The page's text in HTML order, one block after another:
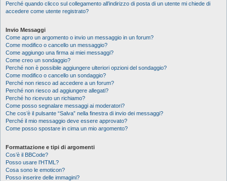
Perché quando clicco sul collegamento all’indirizzo di posta di un utente mi chiede di
accedere come utente registrato?
Invio Messaggi
Come apro un argomento o invio un messaggio in un forum?
Come modifico o cancello un messaggio?
Come aggiungo una firma ai miei messaggi?
Come creo un sondaggio?
Perché non è possibile aggiungere ulteriori opzioni del sondaggio?
Come modifico o cancello un sondaggio?
Perché non riesco ad accedere a un forum?
Perché non riesco ad aggiungere allegati?
Perché ho ricevuto un richiamo?
Come posso segnalare messaggi ai moderatori?
Che cos’è il pulsante “Salva” nella finestra di invio dei messaggi?
Perché il mio messaggio deve essere approvato?
Come posso spostare in cima un mio argomento?
Formattazione e tipi di argomenti
Cos’è il BBCode?
Posso usare l’HTML?
Cosa sono le emoticon?
Posso inserire delle immagini?